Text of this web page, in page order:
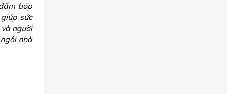
bóp
sức
người
nhà